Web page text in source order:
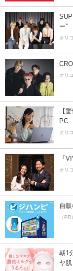
ー”
オリ
オリ
【
PC
オリ
『
オリ
自
（
朝1
ヤ肌